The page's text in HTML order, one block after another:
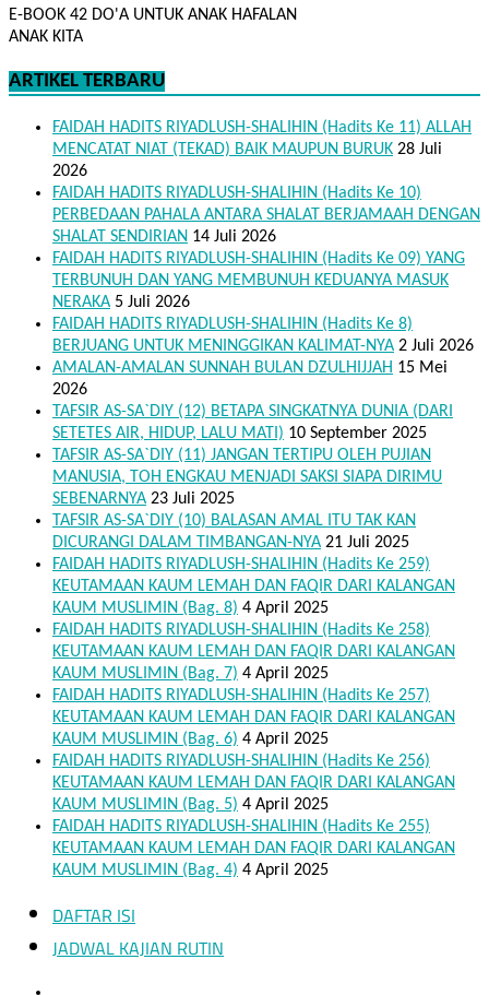
E-BOOK 42 DO'A UNTUK ANAK HAFALAN
ANAK KITA
ARTIKEL TERBARU
FAIDAH HADITS RIYADLUSH-SHALIHIN (Hadits Ke 11) ALLAH
MENCATAT NIAT (TEKAD) BAIK MAUPUN BURUK 28 Juli
2026
FAIDAH HADITS RIYADLUSH-SHALIHIN (Hadits Ke 10)
PERBEDAAN PAHALA ANTARA SHALAT BERJAMAAH DENGAN
SHALAT SENDIRIAN 14 Juli 2026
FAIDAH HADITS RIYADLUSH-SHALIHIN (Hadits Ke 09) YANG
TERBUNUH DAN YANG MEMBUNUH KEDUANYA MASUK
NERAKA 5 Juli 2026
FAIDAH HADITS RIYADLUSH-SHALIHIN (Hadits Ke 8)
BERJUANG UNTUK MENINGGIKAN KALIMAT-NYA 2 Juli 2026
AMALAN-AMALAN SUNNAH BULAN DZULHIJJAH 15 Mei
2026
TAFSIR AS-SA`DIY (12) BETAPA SINGKATNYA DUNIA (DARI
SETETES AIR, HIDUP, LALU MATI) 10 September 2025
TAFSIR AS-SA`DIY (11) JANGAN TERTIPU OLEH PUJIAN
MANUSIA, TOH ENGKAU MENJADI SAKSI SIAPA DIRIMU
SEBENARNYA 23 Juli 2025
TAFSIR AS-SA`DIY (10) BALASAN AMAL ITU TAK KAN
DICURANGI DALAM TIMBANGAN-NYA 21 Juli 2025
FAIDAH HADITS RIYADLUSH-SHALIHIN (Hadits Ke 259)
KEUTAMAAN KAUM LEMAH DAN FAQIR DARI KALANGAN
KAUM MUSLIMIN (Bag. 8) 4 April 2025
FAIDAH HADITS RIYADLUSH-SHALIHIN (Hadits Ke 258)
KEUTAMAAN KAUM LEMAH DAN FAQIR DARI KALANGAN
KAUM MUSLIMIN (Bag. 7) 4 April 2025
FAIDAH HADITS RIYADLUSH-SHALIHIN (Hadits Ke 257)
KEUTAMAAN KAUM LEMAH DAN FAQIR DARI KALANGAN
KAUM MUSLIMIN (Bag. 6) 4 April 2025
FAIDAH HADITS RIYADLUSH-SHALIHIN (Hadits Ke 256)
KEUTAMAAN KAUM LEMAH DAN FAQIR DARI KALANGAN
KAUM MUSLIMIN (Bag. 5) 4 April 2025
FAIDAH HADITS RIYADLUSH-SHALIHIN (Hadits Ke 255)
KEUTAMAAN KAUM LEMAH DAN FAQIR DARI KALANGAN
KAUM MUSLIMIN (Bag. 4) 4 April 2025
DAFTAR ISI
JADWAL KAJIAN RUTIN